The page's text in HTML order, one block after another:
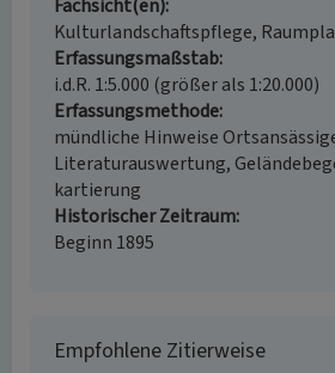
Fachsicht(en)
Kulturlandschaftspflege,
Erfassungsmaßstab
i.d.R. 1:5.000 (größer als 1:20.000)
Erfassungsmethode
mündliche Hinweise
Literaturauswertung,
kartierung
Historischer Zeitraum
Beginn 1895
Empfohlene Zitierweise